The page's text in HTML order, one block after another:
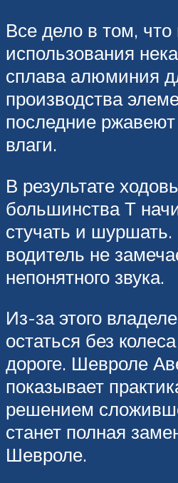
Все дело в том, что
использования
сплава алюминия
производства
последние
влаги.
В результате
большинства Т
стучать и
водитель не
непонятного звука.
Из-за этого
остаться без
дороге. Шевроле
показывает
решением
станет полная
Шевроле.